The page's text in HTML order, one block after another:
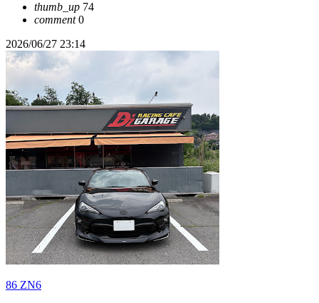
thumb_up 74
comment0
2026/06/27 23:14
86 ZN6